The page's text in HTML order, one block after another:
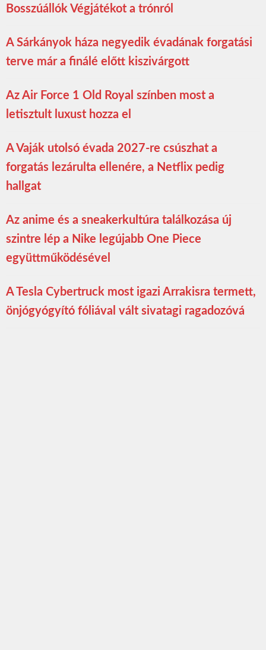
Bosszúállók Végjátékot a trónról
A Sárkányok háza negyedik évadának forgatási
terve már a finálé előtt kiszivárgott
Az Air Force 1 Old Royal színben most a
letisztult luxust hozza el
A Vaják utolsó évada 2027-re csúszhat a
forgatás lezárulta ellenére, a Netflix pedig
hallgat
Az anime és a sneakerkultúra találkozása új
szintre lép a Nike legújabb One Piece
együttműködésével
A Tesla Cybertruck most igazi Arrakisra termett,
önjógyógyító fóliával vált sivatagi ragadozóvá